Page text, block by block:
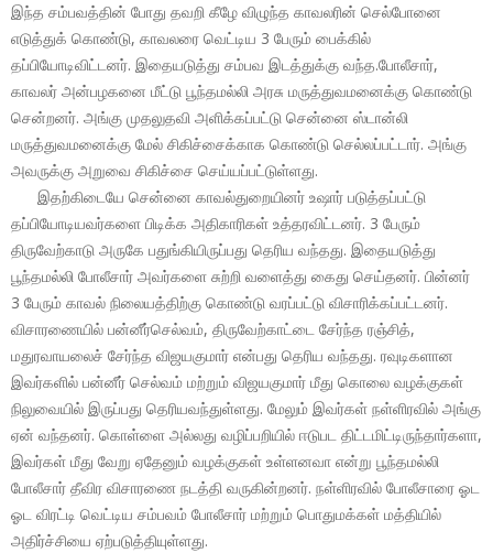
இந்த சம்பவத்தின் போது தவறி கீழே விழுந்த காவலரின் செல்போனை
எடுத்துக் கொண்டு, காவலரை வெட்டிய 3 பேரும் பைக்கில்
தப்பியோடிவிட்டனர். இதையடுத்து சம்பவ இடத்துக்கு வந்த.போலீசார்,
காவலர் அன்பழகனை மீட்டு பூந்தமல்லி அரசு மருத்துவமனைக்கு கொண்டு
சென்றனர். அங்கு முதலுதவி அளிக்கப்பட்டு சென்னை ஸ்டான்லி
மருத்துவமனைக்கு மேல் சிகிச்சைக்காக கொண்டு செல்லப்பட்டார். அங்கு
அவருக்கு அறுவை சிகிச்சை செய்யப்பட்டுள்ளது.
இதற்கிடையே சென்னை காவல்துறையினர் உஷார் படுத்தப்பட்டு
தப்பியோடியவர்களை பிடிக்க அதிகாரிகள் உத்தரவிட்டனர். 3 பேரும்
திருவேற்காடு அருகே பதுங்கியிருப்பது தெரிய வந்தது. இதையடுத்து
பூந்தமல்லி போலீசார் அவர்களை சுற்றி வளைத்து கைது செய்தனர். பின்னர்
3 பேரும் காவல் நிலையத்திற்கு கொண்டு வரப்பட்டு விசாரிக்கப்பட்டனர்.
விசாரணையில் பன்னீர்செல்வம், திருவேற்காட்டை சேர்ந்த ரஞ்சித்,
மதுரவாயலைச் சேர்ந்த விஜயகுமார் என்பது தெரிய வந்தது. ரவுடிகளான
இவர்களில் பன்னீர் செல்வம் மற்றும் விஜயகுமார் மீது கொலை வழக்குகள்
நிலுவையில் இருப்பது தெரியவந்துள்ளது. மேலும் இவர்கள் நள்ளிரவில் அங்கு
ஏன் வந்தனர். கொள்ளை அல்லது வழிப்பறியில் ஈடுபட திட்டமிட்டிருந்தார்களா,
இவர்கள் மீது வேறு ஏதேனும் வழக்குகள் உள்ளனவா என்று பூந்தமல்லி
போலீசார் தீவிர விசாரணை நடத்தி வருகின்றனர். நள்ளிரவில் போலீசாரை ஓட
ஓட விரட்டி வெட்டிய சம்பவம் போலீசார் மற்றும் பொதுமக்கள் மத்தியில்
அதிர்ச்சியை ஏற்படுத்தியுள்ளது.